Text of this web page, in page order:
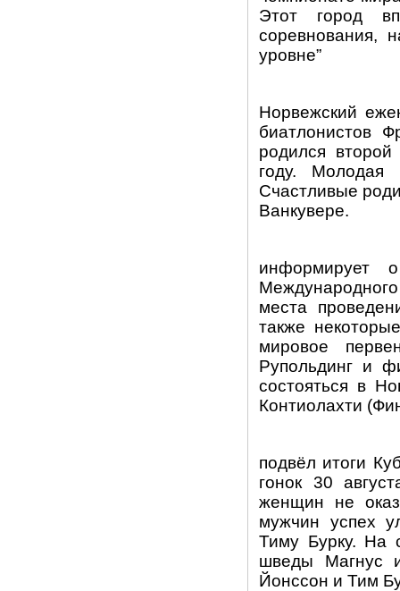
Этот город
соревнования,
уровне”
Норвежский
биатлонистов
родился
году.
Счастливые
Ванкувере.
информирует
места
также
мировое
Рупольдинг и
состояться в
Контиолахти
подвёл итоги
гонок 30
женщин не
мужчин успех
Тиму Бурку. На
шведы Магнус
Йонссон и Тим